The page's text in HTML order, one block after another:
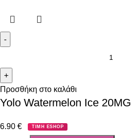
Προσθήκη στο καλάθι
Yolo Watermelon Ice 20MG
6.90 € ΤΙΜΗ ESHOP